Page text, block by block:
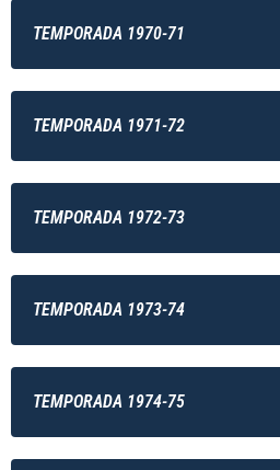
TEMPORADA 1970-71
TEMPORADA 1971-72
TEMPORADA 1972-73
TEMPORADA 1973-74
TEMPORADA 1974-75